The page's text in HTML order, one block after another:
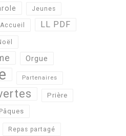
Jeunes
LL PDF
Orgue
Partenaires
Prière
Pâques
Repas partagé